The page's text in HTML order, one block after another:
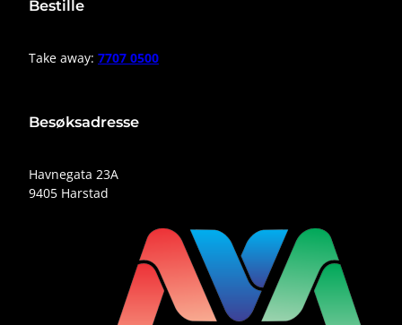
Bestille
Take away: 7707 0500
Besøksadresse
Havnegata 23A
9405 Harstad